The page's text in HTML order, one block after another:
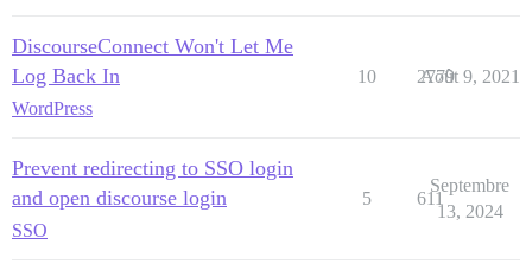
DiscourseConnect Won't Let Me
Log Back In
WordPress
10 2779
Août 9, 2021
Prevent redirecting to SSO login
and open discourse login
SSO
5 611
Septembre
13, 2024